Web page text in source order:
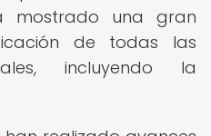
mostrado una gran
de todas las
incluyendo la